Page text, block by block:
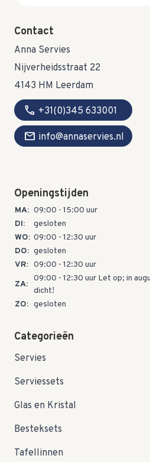
Contact
Anna Servies
Nijverheidsstraat 22
4143 HM Leerdam
call +31(0)345 633001
mail info@annaservies.nl
Openingstijden
MA: 09:00 - 15:00 uur
DI:
gesloten
WO: 09:00 - 12:30 uur
DO: gesloten
VR: 09:00 - 12:30 uur
ZA:
09:00 - 12:30 uur Let op; in
dicht!
ZO: gesloten
Categorieën
Servies
Serviessets
Glas en Kristal
Besteksets
Tafellinnen